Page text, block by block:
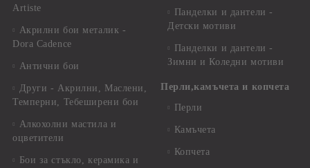
Artiste
Акрилни бои металик -
Dora Cadence
Антични бои
Други - Акрилни, Маслени,
Темперни, Тебеширени бои
Алкохолни мастила и
оцветители
Бои за стъкло, керамика и
Панделки и дантели -
Детски мотиви
Панделки и дантели -
Зимни и Коледни мотиви
Перли,камъчета и копчета
Перли
Камъчета
Копчета